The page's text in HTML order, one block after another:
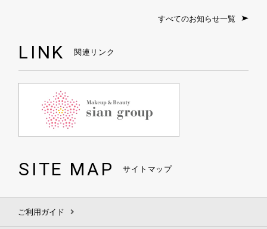
すべてのお知らせ一覧
LINK 関連リンク
SITE MAP サイトマップ
ご利用ガイド